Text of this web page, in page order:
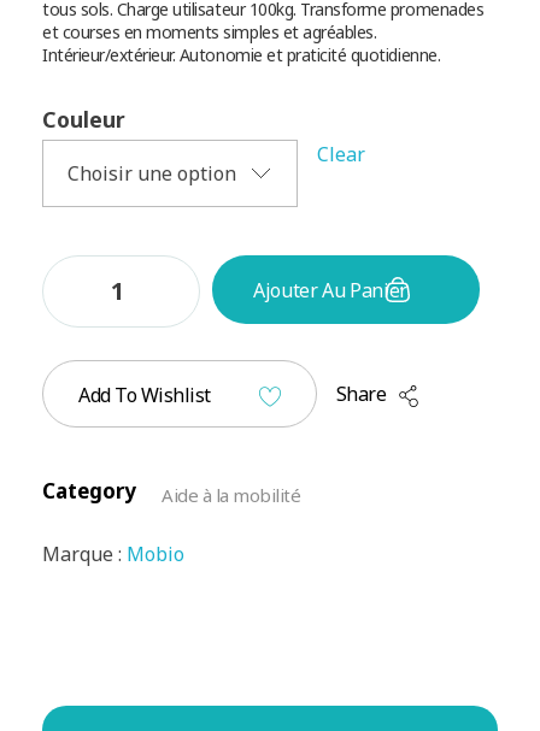
tous sols. Charge utilisateur 100kg. Transforme promenades
et courses en moments simples et agréables.
Intérieur/extérieur. Autonomie et praticité quotidienne.
Couleur
Clear
Ajouter Au Panier
Add To Wishlist Share
Category Aide à la mobilité
Marque : Mobio